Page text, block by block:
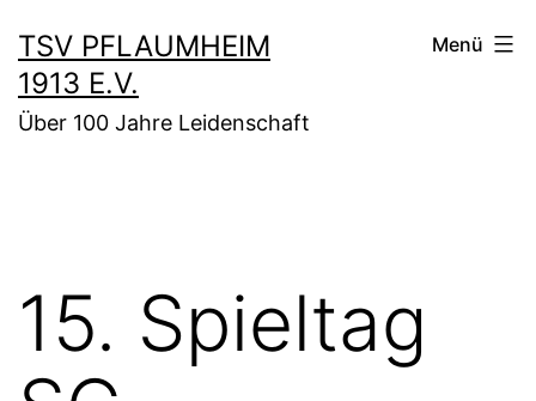
Inhalt
springen
TSV PFLAUMHEIM
1913 E.V.
Über 100 Jahre Leidenschaft
Menü
15. Spieltag